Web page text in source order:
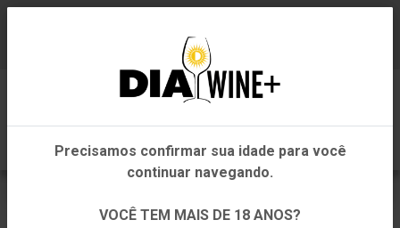
GARRAFA 750ML
Em que Estado você está?
Pernambuco
Outros Estados
Precisamos confirmar sua idade para você
continuar navegando.
VOCÊ TEM MAIS DE 18 ANOS?